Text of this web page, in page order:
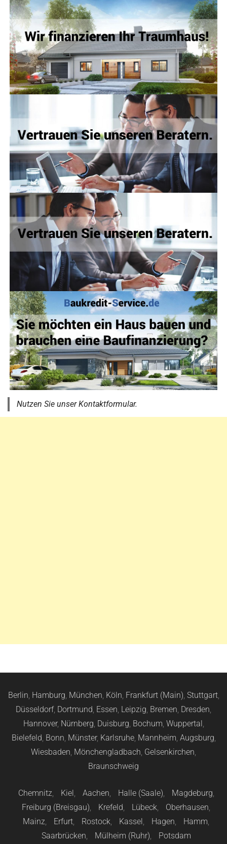
Nutzen Sie unser Kontaktformular.
Berlin, Hamburg, München, Köln, Frankfurt (Main), Stuttgart,
Düsseldorf, Dortmund, Essen, Leipzig, Bremen, Dresden,
Hannover, Nürnberg, Duisburg, Bochum, Wuppertal,
Bielefeld, Bonn, Münster, Karlsruhe, Mannheim, Augsburg,
Wiesbaden, Mönchengladbach, Gelsenkirchen,
Braunschweig
Chemnitz, Kiel, Aachen, Halle (Saale), Magdeburg,
Freiburg (Breisgau), Krefeld, Lübeck, Oberhausen,
Mainz, Erfurt, Rostock, Kassel, Hagen, Hamm,
Saarbrücken, Mülheim (Ruhr), Potsdam